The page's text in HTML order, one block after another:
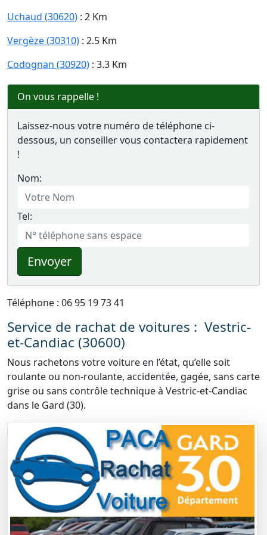
Uchaud (30620) : 2 Km
Vergèze (30310) : 2.5 Km
Codognan (30920) : 3.3 Km
On vous rappelle !
Laissez-nous votre numéro de téléphone ci-
dessous, un conseiller vous contactera rapidement
!
Nom:
Tel:
Envoyer
Téléphone : 06 95 19 73 41
Service de rachat de voitures : Vestric-
et-Candiac (30600)
Nous rachetons votre voiture en l’état, qu’elle soit
roulante ou non-roulante, accidentée, gagée, sans carte
grise ou sans contrôle technique à Vestric-et-Candiac
dans le Gard (30).